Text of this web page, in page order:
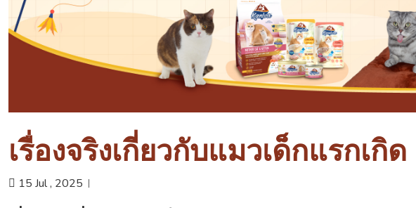
เรื่องจริงเกี่ยวกับแมวเด็กแรกเกิด
15 Jul , 2025